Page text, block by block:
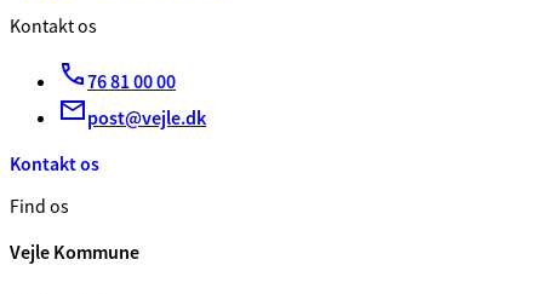
Kontakt os
76 81 00 00
post@vejle.dk
Kontakt os
Find os
Vejle Kommune